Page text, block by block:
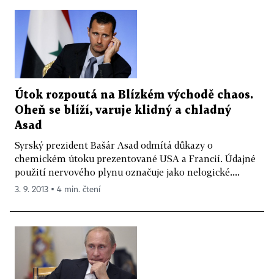
Útok rozpoutá na Blízkém východě chaos.
Oheň se blíží, varuje klidný a chladný
Asad
Syrský prezident Bašár Asad odmítá důkazy o
chemickém útoku prezentované USA a Francií. Údajné
použití nervového plynu označuje jako nelogické....
3. 9. 2013 ▪ 4 min. čtení